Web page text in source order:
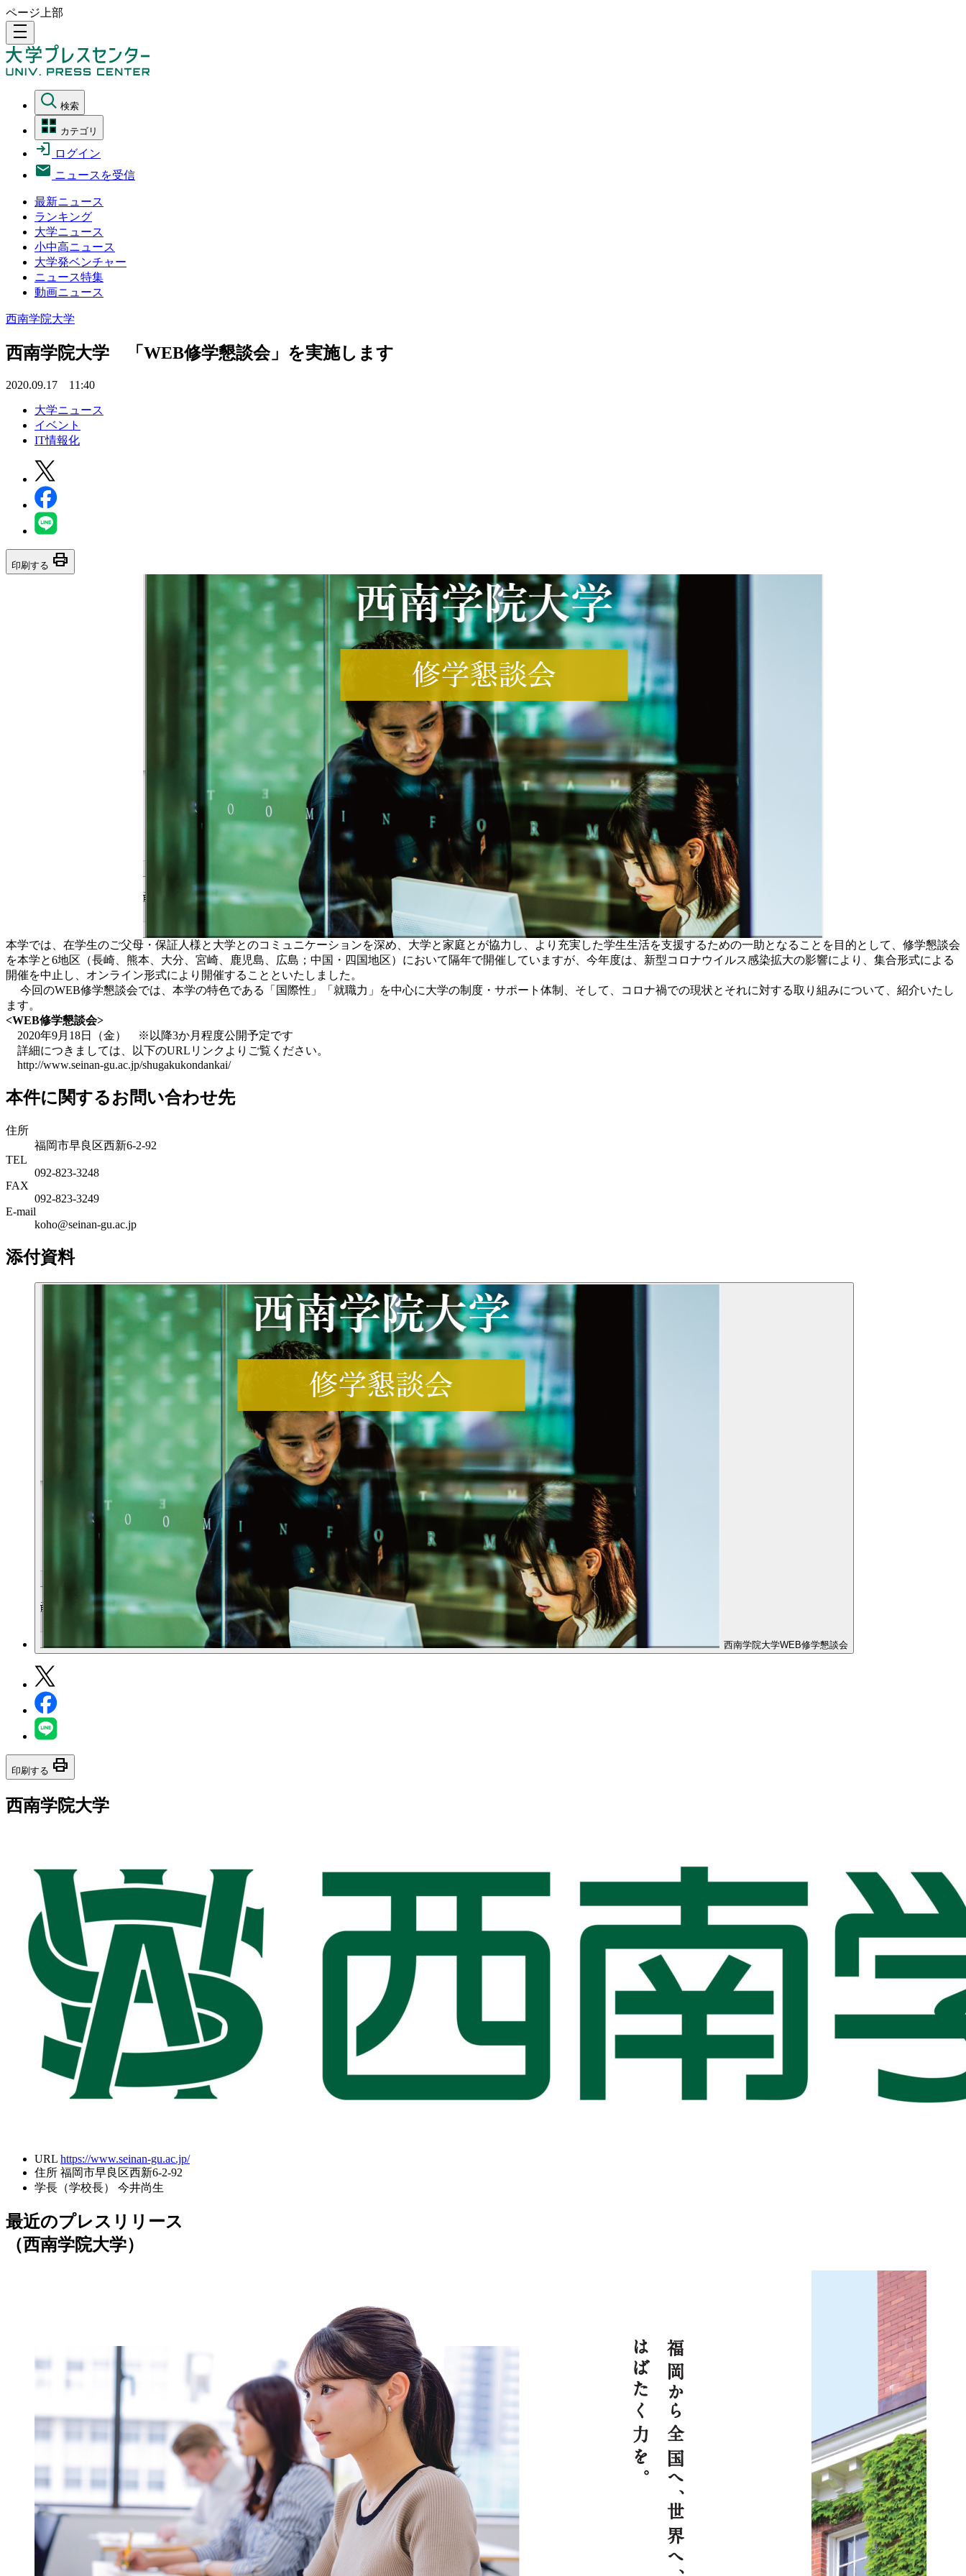
ページ上部
density_medium
検索
カテゴリ
ログイン
ニュースを受信
最新ニュース
ランキング
大学ニュース
小中高ニュース
大学発ベンチャー
ニュース特集
動画ニュース
西南学院大学
西南学院大学 「WEB修学懇談会」を実施します
2020.09.17 11:40
大学ニュース
イベント
IT情報化
印刷する print
本学では、在学生のご父母・保証人様と大学とのコミュニケーションを深め、大学と家庭とが協力し、より充実した学生生活を支援するための一助となることを目的として、修学懇談会
を本学と6地区（長崎、熊本、大分、宮崎、鹿児島、広島；中国・四国地区）において隔年で開催していますが、今年度は、新型コロナウイルス感染拡大の影響により、集合形式による
開催を中止し、オンライン形式により開催することといたしました。
今回のWEB修学懇談会では、本学の特色である「国際性」「就職力」を中心に大学の制度・サポート体制、そして、コロナ禍での現状とそれに対する取り組みについて、紹介いたし
ます。
<WEB修学懇談会>
2020年9月18日（金） ※以降3か月程度公開予定です
詳細につきましては、以下のURLリンクよりご覧ください。
http://www.seinan-gu.ac.jp/shugakukondankai/
本件に関するお問い合わせ先
住所
福岡市早良区西新6-2-92
TEL
092-823-3248
FAX
092-823-3249
E-mail
koho@seinan-gu.ac.jp
添付資料
西南学院大学WEB修学懇談会
印刷する print
西南学院大学
URL https://www.seinan-gu.ac.jp/
住所 福岡市早良区西新6-2-92
学長（学校長）
今井尚生
最近のプレスリリース
（西南学院大学）